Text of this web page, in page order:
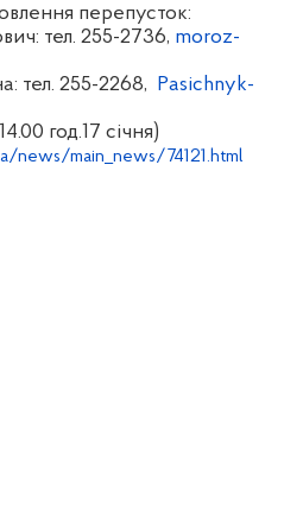
перепусток:
тел. 255-2736, moroz-
тел. 255-2268,
Pasichnyk-
год.17 січня)
news/main_news/74121.html